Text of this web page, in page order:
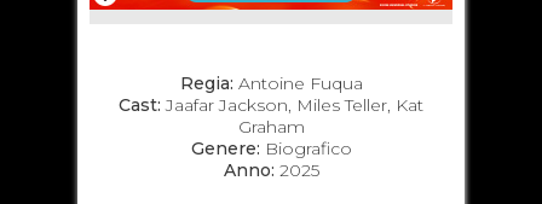
Regia: Antoine Fuqua
Cast: Jaafar Jackson, Miles Teller, Kat
Graham
Genere: Biografico
Anno: 2025